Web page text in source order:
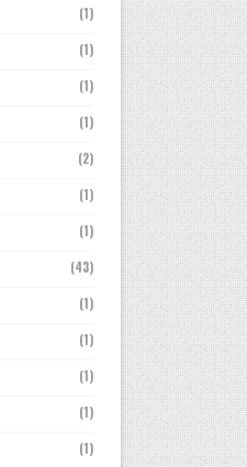
(1)
(1)
(1)
(1)
(2)
(1)
(1)
(43)
(1)
(1)
(1)
(1)
(1)